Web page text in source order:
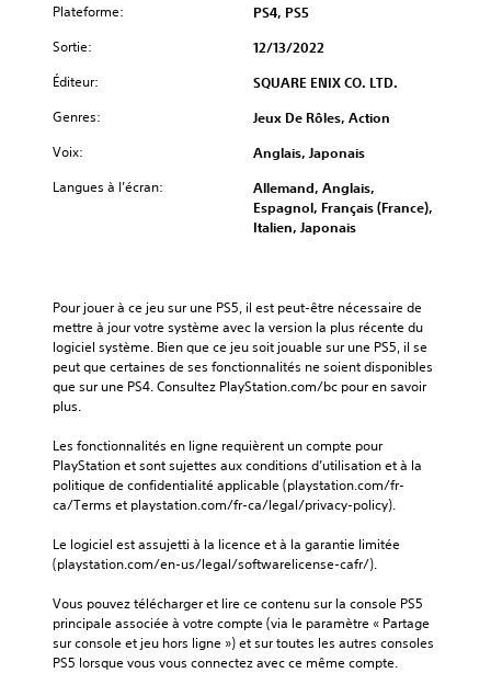
Plateforme: PS4, PS5
Sortie: 12/13/2022
Éditeur: SQUARE ENIX CO. LTD.
Genres: Jeux De Rôles, Action
Voix: Anglais, Japonais
Langues à l’écran:
Allemand, Anglais,
Espagnol, Français (France),
Italien, Japonais
Pour jouer à ce jeu sur une PS5, il est peut-être nécessaire de
mettre à jour votre système avec la version la plus récente du
logiciel système. Bien que ce jeu soit jouable sur une PS5, il se
peut que certaines de ses fonctionnalités ne soient disponibles
que sur une PS4. Consultez PlayStation.com/bc pour en savoir
plus.
Les fonctionnalités en ligne requièrent un compte pour
PlayStation et sont sujettes aux conditions d’utilisation et à la
politique de confidentialité applicable (playstation.com/fr-
ca/Terms et playstation.com/fr-ca/legal/privacy-policy).
Le logiciel est assujetti à la licence et à la garantie limitée
(playstation.com/en-us/legal/softwarelicense-cafr/).
Vous pouvez télécharger et lire ce contenu sur la console PS5
principale associée à votre compte (via le paramètre « Partage
sur console et jeu hors ligne ») et sur toutes les autres consoles
PS5 lorsque vous vous connectez avec ce même compte.